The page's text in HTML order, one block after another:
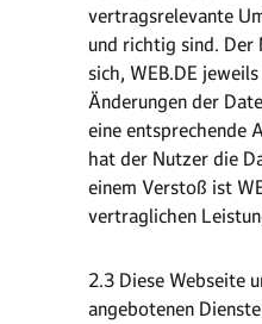
vertragsrelevante
und richtig sind.
sich, WEB.DE
Änderungen der
eine entsprechende
hat der Nutzer die
einem Verstoß ist
vertraglichen
2.3 Diese Webseite
angebotenen